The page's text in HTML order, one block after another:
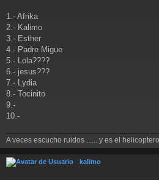
e
1.- Afrika
2.- Kalimo
3.- Esther
4.- Padre Migue
5.- Lola????
6.- jesus???
7.- Lydia
8.- Tocinito
9.-
10.-
A veces escucho ruidos ...... y es el
kalimo